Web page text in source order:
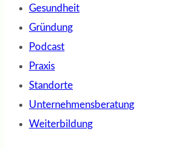
Gesundheit
Gründung
Podcast
Praxis
Standorte
Unternehmensberatung
Weiterbildung